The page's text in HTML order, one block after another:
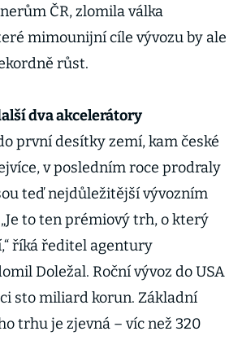
ČR, zlomila válka
mimounijní cíle vývozu by ale
růst.
dva akcelerátory
první desítky zemí, kam české
v posledním roce prodraly
teď nejdůležitější vývozním
to ten prémiový trh, o který
říká ředitel agentury
Doležal. Roční vývoz do USA
sto miliard korun. Základní
trhu je zjevná – víc než 320